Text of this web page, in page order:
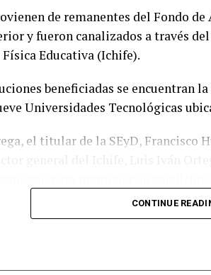
de remanentes del Fondo
y fueron canalizados a través
Educativa (Ichife).
beneficiadas se encuentran
Universidades Tecnológicas
el titular de la SEyD, Francisco
CONTINUE